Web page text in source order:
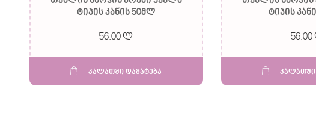
ტიპის კანის 50მლ
56.00 ლ
კალათში დამატება
ტიპის
კალათში